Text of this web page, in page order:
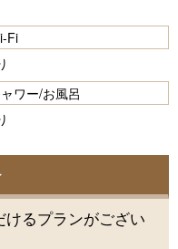
Fi
ワー/お風呂
るプランがござい